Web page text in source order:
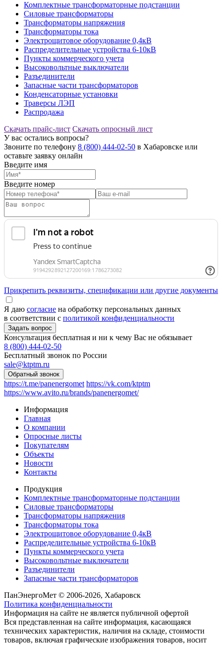
Комплектные трансформаторные подстанции
Силовые трансформаторы
Трансформаторы напряжения
Трансформаторы тока
Электрощитовое оборудование 0,4кВ
Распределительные устройства 6-10кВ
Пункты коммерческого учета
Высоковольтные выключатели
Разъединители
Запасные части трансформаторов
Конденсаторные установки
Траверсы ЛЭП
Распродажа
Скачать прайс-лист Скачать опросный лист
У вас остались вопросы?
Звоните по телефону 8 (800) 444-02-50 в Хабаровске или
оставьте заявку онлайн
Введите имя
Введите номер
Прикрепить реквизиты, спецификации или другие документы
Я даю согласие на обработку персональных данных
в соответствии с политикой конфиденциальности
Консультация бесплатная и ни к чему Вас не обязывает
8 (800) 444-02-50
Бесплатный звонок по России
sale@ktptm.ru
https://t.me/panenergomet https://vk.com/ktptm
https://www.avito.ru/brands/panenergomet/
Информация
Главная
О компании
Опросные листы
Покупателям
Объекты
Новости
Контакты
Продукция
Комплектные трансформаторные подстанции
Силовые трансформаторы
Трансформаторы напряжения
Трансформаторы тока
Электрощитовое оборудование 0,4кВ
Распределительные устройства 6-10кВ
Пункты коммерческого учета
Высоковольтные выключатели
Разъединители
Запасные части трансформаторов
ПанЭнергоМет © 2006-2026, Хабаровск
Политика конфиденциальности
Информация на сайте не является публичной офертой
Вся представленная на сайте информация, касающаяся
технических характеристик, наличия на складе, стоимости
товаров, включая графические изображения товаров, носит